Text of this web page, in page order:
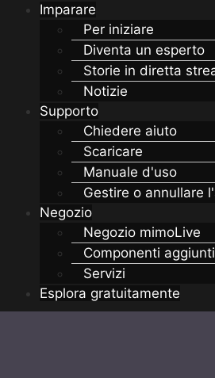
Imparare
Per iniziare
Diventa un esperto
Storie in diretta
Notizie
Supporto
Chiedere aiuto
Scaricare
Manuale d'uso
Gestire o annullare
Negozio
Negozio mimoLive
Componenti
Servizi
Esplora gratuitamente